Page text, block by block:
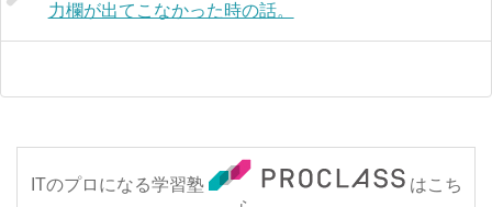
力欄が出てこなかった時の話。
ITのプロになる学習塾
はこち